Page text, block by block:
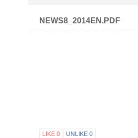
NEWS8_2014EN.PDF
LIKE 0 UNLIKE 0